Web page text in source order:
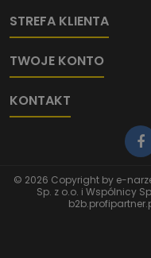
STREFA KLIENTA
TWOJE KONTO
KONTAKT
© 2026 Copyright by e-
Sp. z o.o. i Wspólnicy